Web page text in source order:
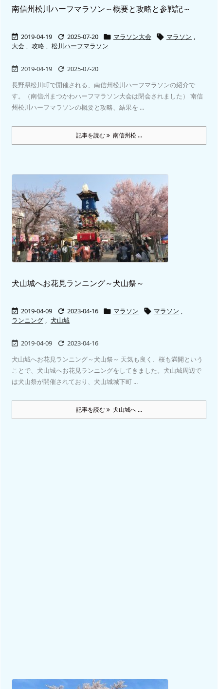
南信州松川ハーフマラソン～概要と攻略と参戦記～
 2019-04-19  2025-07-20  マラソン大会  マラソン ,
大会 , 攻略 , 松川ハーフマラソン
 2019-04-19  2025-07-20
長野県松川町で開催される、南信州松川ハーフマラソンの紹介で
す。（南信州まつかわハーフマラソン大会は閉会されました） 南信
州松川ハーフマラソンの概要と攻略、結果を ...
記事を読む 南信州松 ...
犬山城へお花見ランニング～犬山祭～
 2019-04-09  2023-04-16  マラソン  マラソン ,
ランニング , 犬山城
 2019-04-09  2023-04-16
犬山城へお花見ランニング～犬山祭～ 天気も良く、桜も満開という
ことで、犬山城へお花見ランニングをしてきました。犬山城周辺で
は犬山祭が開催されており、犬山城城下町 ...
記事を読む 犬山城へ ...